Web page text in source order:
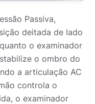
Passiva,
deitada de lado
o examinador
o ombro do
a articulação AC
controla o
o examinador